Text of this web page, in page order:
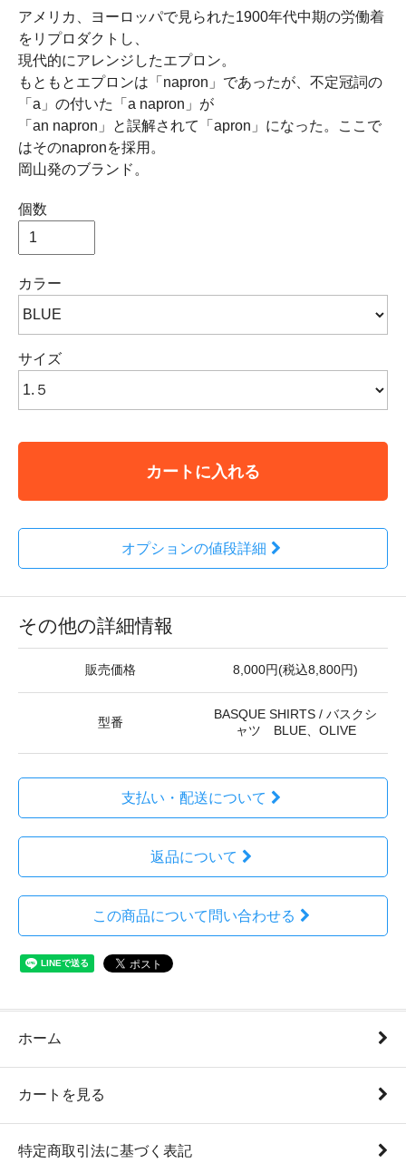
アメリカ、ヨーロッパで見られた1900年代中期の労働着
をリプロダクトし、
現代的にアレンジしたエプロン。
もともとエプロンは「napron」であったが、不定冠詞の
「a」の付いた「a napron」が
「an napron」と誤解されて「apron」になった。ここで
はそのnapronを採用。
岡山発のブランド。
個数
カラー
サイズ
カートに入れる
オプションの値段詳細
その他の詳細情報
販売価格 8,000円(税込8,800円)
型番
BASQUE SHIRTS / バスクシ
ャツ BLUE、OLIVE
支払い・配送について
返品について
この商品について問い合わせる
ホーム
カートを見る
特定商取引法に基づく表記